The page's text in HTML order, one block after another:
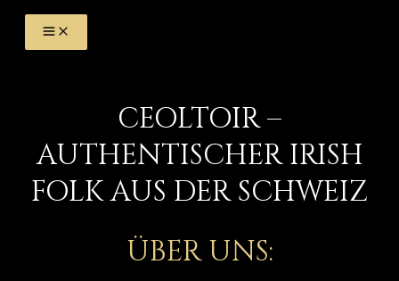
Zum
Inhalt
springen
MAIN
MENU
CEOLTOIR –
AUTHENTISCHER IRISH
FOLK AUS DER SCHWEIZ
ÜBER UNS: